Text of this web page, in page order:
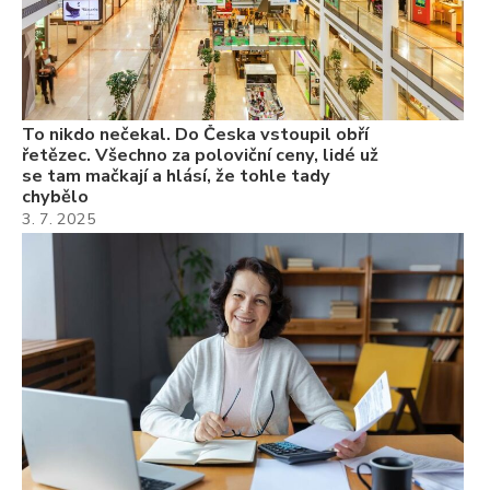
To nikdo nečekal. Do Česka vstoupil obří
řetězec. Všechno za poloviční ceny, lidé už
se tam mačkají a hlásí, že tohle tady
chybělo
3. 7. 2025